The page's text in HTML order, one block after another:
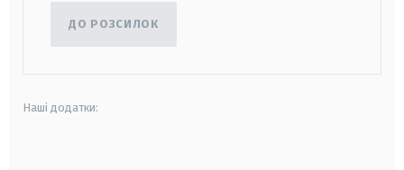
ДО РОЗСИЛОК
Наші додатки: